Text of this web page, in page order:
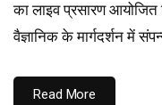
का लाइव प्रसारण आयोजित
वैज्ञानिक के मार्गदर्शन में
Read More